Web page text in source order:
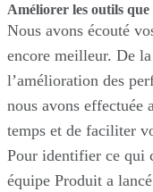
Améliorer les outils que
Nous avons écouté
encore meilleur. De
l’amélioration des
nous avons effectuée
temps et de faciliter
Pour identifier ce qui
équipe Produit a